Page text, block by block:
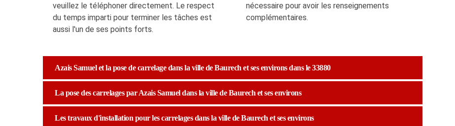
veuillez le téléphoner directement. Le respect
du temps imparti pour terminer les tâches est
aussi l'un de ses points forts.
nécessaire pour avoir les renseignements
complémentaires.
Azais Samuel et la pose de carrelage dans la ville de Baurech et ses environs dans le 33880
La pose des carrelages par Azais Samuel dans la ville de Baurech et ses environs
Les travaux d'installation pour les carrelages dans la ville de Baurech et ses environs